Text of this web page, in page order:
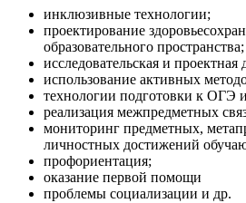
инклюзивные технологии;
проектирование
образовательного пространства;
исследовательская и проектная
использование активных
технологии подготовки к ОГЭ
реализация межпредметных
мониторинг предметных,
личностных достижений
профориентация;
оказание первой помощи
проблемы социализации и др.